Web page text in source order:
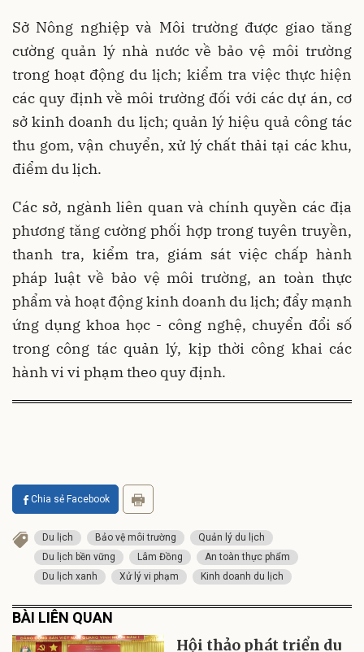
Sở Nông nghiệp và Môi trường được giao tăng
cường quản lý nhà nước về bảo vệ môi trường
trong hoạt động du lịch; kiểm tra việc thực hiện
các quy định về môi trường đối với các dự án, cơ
sở kinh doanh du lịch; quản lý hiệu quả công tác
thu gom, vận chuyển, xử lý chất thải tại các khu,
điểm du lịch.
Các sở, ngành liên quan và chính quyền các địa
phương tăng cường phối hợp trong tuyên truyền,
thanh tra, kiểm tra, giám sát việc chấp hành
pháp luật về bảo vệ môi trường, an toàn thực
phẩm và hoạt động kinh doanh du lịch; đẩy mạnh
ứng dụng khoa học - công nghệ, chuyển đổi số
trong công tác quản lý, kịp thời công khai các
hành vi vi phạm theo quy định.
Chia sẻ Facebook
Du lịch Bảo vệ môi trường
Quản lý du lịch
Du lịch bền vững
Lâm Đồng
An toàn thực phẩm
Du lịch xanh
Xử lý vi phạm Kinh doanh du lịch
BÀI LIÊN QUAN
Hội thảo phát triển du